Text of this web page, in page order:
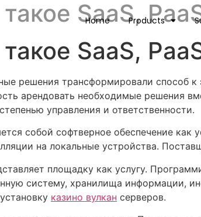
Home Products
SaaS,
SaaS,
решения трансформировали способ
арендовать необходимые решения
управления и ответственности.
собой софтверное обеспечение
на локальные устройства.
площадку как услугу.
систему, хранилища информации,
казино вулкан серверов.